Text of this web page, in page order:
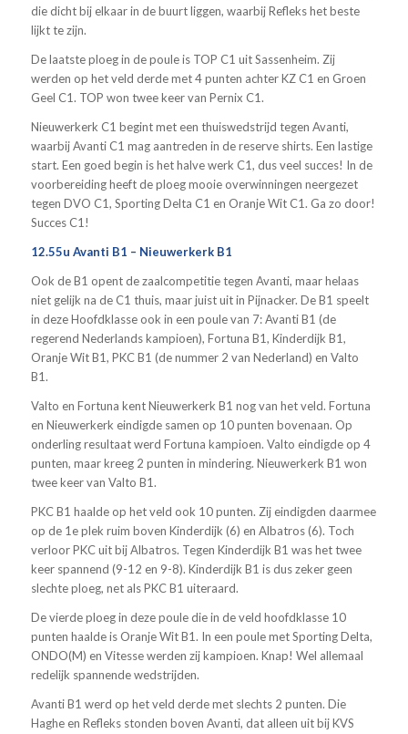
die dicht bij elkaar in de buurt liggen, waarbij Refleks het beste
lijkt te zijn.
De laatste ploeg in de poule is TOP C1 uit Sassenheim. Zij
werden op het veld derde met 4 punten achter KZ C1 en Groen
Geel C1. TOP won twee keer van Pernix C1.
Nieuwerkerk C1 begint met een thuiswedstrijd tegen Avanti,
waarbij Avanti C1 mag aantreden in de reserve shirts. Een lastige
start. Een goed begin is het halve werk C1, dus veel succes! In de
voorbereiding heeft de ploeg mooie overwinningen neergezet
tegen DVO C1, Sporting Delta C1 en Oranje Wit C1. Ga zo door!
Succes C1!
12.55u Avanti B1 – Nieuwerkerk B1
Ook de B1 opent de zaalcompetitie tegen Avanti, maar helaas
niet gelijk na de C1 thuis, maar juist uit in Pijnacker. De B1 speelt
in deze Hoofdklasse ook in een poule van 7: Avanti B1 (de
regerend Nederlands kampioen), Fortuna B1, Kinderdijk B1,
Oranje Wit B1, PKC B1 (de nummer 2 van Nederland) en Valto
B1.
Valto en Fortuna kent Nieuwerkerk B1 nog van het veld. Fortuna
en Nieuwerkerk eindigde samen op 10 punten bovenaan. Op
onderling resultaat werd Fortuna kampioen. Valto eindigde op 4
punten, maar kreeg 2 punten in mindering. Nieuwerkerk B1 won
twee keer van Valto B1.
PKC B1 haalde op het veld ook 10 punten. Zij eindigden daarmee
op de 1e plek ruim boven Kinderdijk (6) en Albatros (6). Toch
verloor PKC uit bij Albatros. Tegen Kinderdijk B1 was het twee
keer spannend (9-12 en 9-8). Kinderdijk B1 is dus zeker geen
slechte ploeg, net als PKC B1 uiteraard.
De vierde ploeg in deze poule die in de veld hoofdklasse 10
punten haalde is Oranje Wit B1. In een poule met Sporting Delta,
ONDO(M) en Vitesse werden zij kampioen. Knap! Wel allemaal
redelijk spannende wedstrijden.
Avanti B1 werd op het veld derde met slechts 2 punten. Die
Haghe en Refleks stonden boven Avanti, dat alleen uit bij KVS